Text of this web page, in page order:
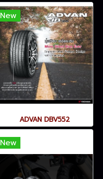
New
ADVAN DBV552
New